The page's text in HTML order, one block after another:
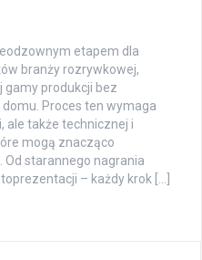
etapem dla
branży rozrywkowej,
gamy produkcji bez
Proces ten wymaga
ale także technicznej i
mogą znacząco
Od starannego nagrania
– każdy krok […]